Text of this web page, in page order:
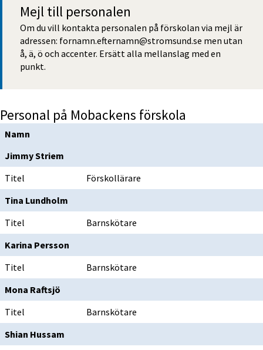
Mejl till personalen
Om du vill kontakta personalen på förskolan via mejl är
adressen: fornamn.efternamn@stromsund.se men utan
å, ä, ö och accenter. Ersätt alla mellanslag med en
punkt.
Personal på Mobackens förskola
Namn
Jimmy Striem
Titel
Förskollärare
Tina Lundholm
Titel
Barnskötare
Karina Persson
Titel
Barnskötare
Mona Raftsjö
Titel
Barnskötare
Shian Hussam